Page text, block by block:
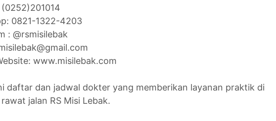
0821-1322-4203
: @rsmisilebak
www.misilebak.com
daftar dan jadwal dokter yang memberikan layanan praktik di
jalan RS Misi Lebak.